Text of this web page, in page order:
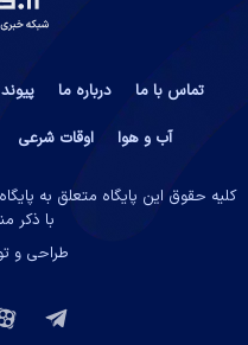
تماس با ما درباره ما
آب و هوا
اوقات شرعی
کلیه حقوق این پایگاه متعلق به
با ذکر
طراحی و